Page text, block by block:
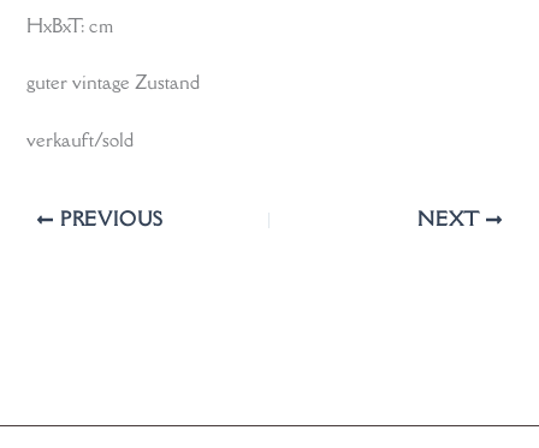
HxBxT: cm
guter vintage Zustand
verkauft/sold
PREVIOUS NEXT